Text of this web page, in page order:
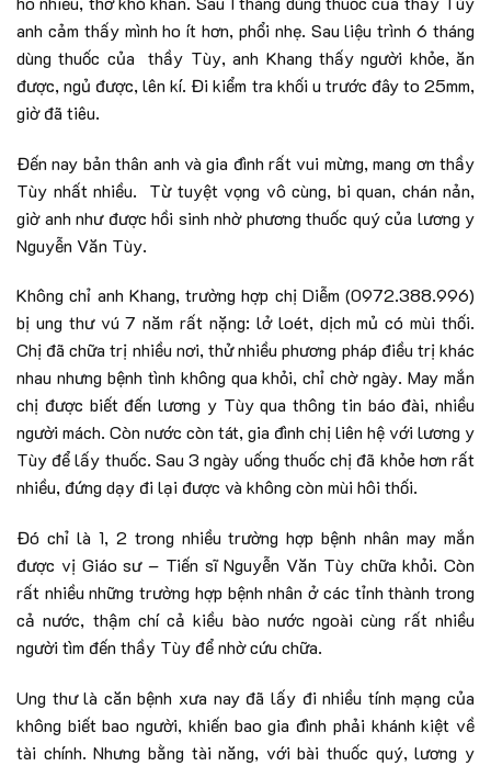
anh cảm thấy mình ho ít hơn, phổi nhẹ. Sau liệu trình 6 tháng
dùng thuốc của thầy Tùy, anh Khang thấy người khỏe, ăn
được, ngủ được, lên kí. Đi kiểm tra khối u trước đây to 25mm,
giờ đã tiêu.
Đến nay bản thân anh và gia đình rất vui mừng, mang ơn thầy
Tùy nhất nhiều. Từ tuyệt vọng vô cùng, bi quan, chán nản,
giờ anh như được hồi sinh nhờ phương thuốc quý của lương y
Nguyễn Văn Tùy.
Không chỉ anh Khang, trường hợp chị Diễm (0972.388.996)
bị ung thư vú 7 năm rất nặng: lở loét, dịch mủ có mùi thối.
Chị đã chữa trị nhiều nơi, thử nhiều phương pháp điều trị khác
nhau nhưng bệnh tình không qua khỏi, chỉ chờ ngày. May mắn
chị được biết đến lương y Tùy qua thông tin báo đài, nhiều
người mách. Còn nước còn tát, gia đình chị liên hệ với lương y
Tùy để lấy thuốc. Sau 3 ngày uống thuốc chị đã khỏe hơn rất
nhiều, đứng dạy đi lại được và không còn mùi hôi thối.
Đó chỉ là 1, 2 trong nhiều trường hợp bệnh nhân may mắn
được vị Giáo sư – Tiến sĩ Nguyễn Văn Tùy chữa khỏi. Còn
rất nhiều những trường hợp bệnh nhân ở các tỉnh thành trong
cả nước, thậm chí cả kiều bào nước ngoài cùng rất nhiều
người tìm đến thầy Tùy để nhờ cứu chữa.
Ung thư là căn bệnh xưa nay đã lấy đi nhiều tính mạng của
không biết bao người, khiến bao gia đình phải khánh kiệt về
tài chính. Nhưng bằng tài năng, với bài thuốc quý, lương y